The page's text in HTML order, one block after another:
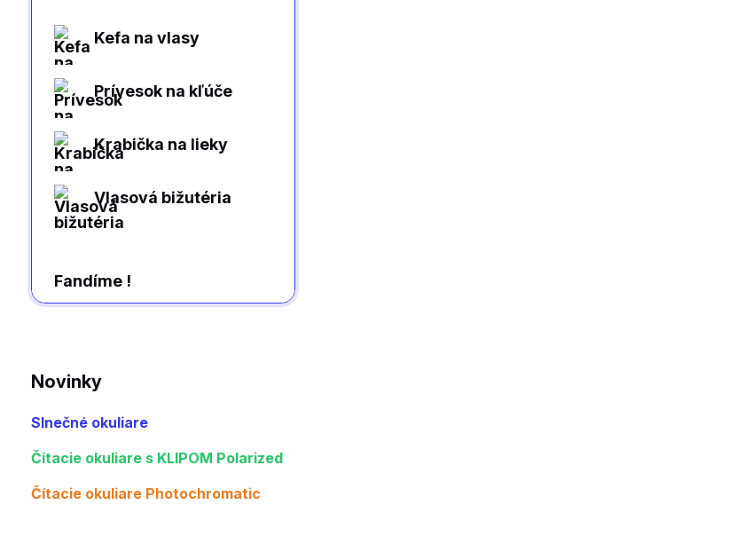
Kefa na vlasy
Prívesok na kľúče
Krabička na lieky
Vlasová bižutéria
Fandíme !
Novinky
Slnečné okuliare
Čítacie okuliare s KLIPOM Polarized
Čítacie okuliare Photochromatic